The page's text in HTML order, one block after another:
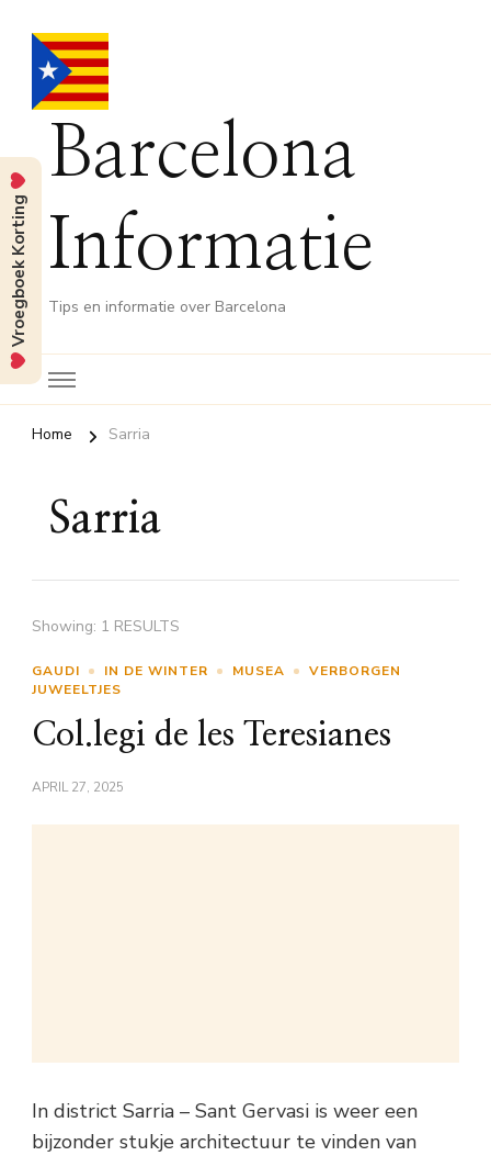
Barcelona
Informatie
Tips en informatie over Barcelona
Home Sarria
Sarria
Showing: 1 RESULTS
GAUDI IN DE WINTER MUSEA
VERBORGEN
JUWEELTJES
Col.legi de les Teresianes
APRIL 27, 2025
In district Sarria – Sant Gervasi is weer een
bijzonder stukje architectuur te vinden van
Vroegboek Korting